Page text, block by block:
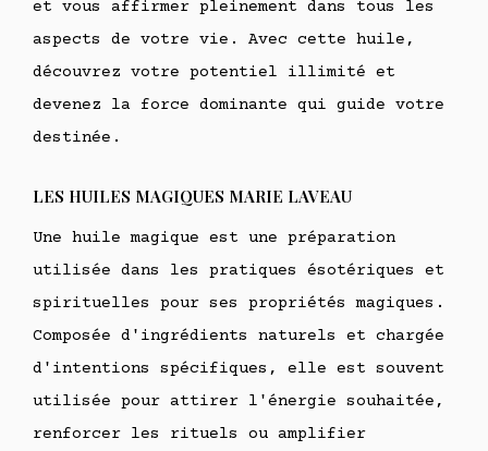
et vous affirmer pleinement dans tous les
aspects de votre vie. Avec cette huile,
découvrez votre potentiel illimité et
devenez la force dominante qui guide votre
destinée.
LES HUILES MAGIQUES MARIE LAVEAU
Une huile magique est une préparation
utilisée dans les pratiques ésotériques et
spirituelles pour ses propriétés magiques.
Composée d'ingrédients naturels et chargée
d'intentions spécifiques, elle est souvent
utilisée pour attirer l'énergie souhaitée,
renforcer les rituels ou amplifier